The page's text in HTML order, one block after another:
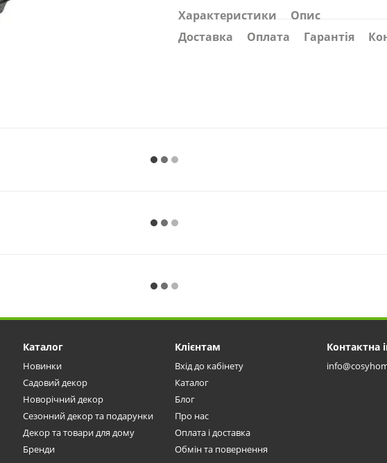
Характеристики
Опис
Доставка
Оплата Гарантія
Каталог
Новинки
Садовий декор
Новорічний декор
Сезонний декор та подарунки
Декор та товари для дому
Бренди
Клієнтам
Вхід до кабінету
Каталог
Блог
Про нас
Оплата і доставка
Обмін та повернення
Контактна